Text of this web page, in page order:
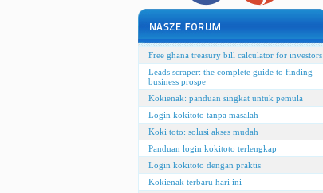
Free ghana treasury bill calculator for investors
Leads scraper: the complete guide to finding
business prospe
Kokienak: panduan singkat untuk pemula
Login kokitoto tanpa masalah
Koki toto: solusi akses mudah
Panduan login kokitoto terlengkap
Login kokitoto dengan praktis
Kokienak terbaru hari ini